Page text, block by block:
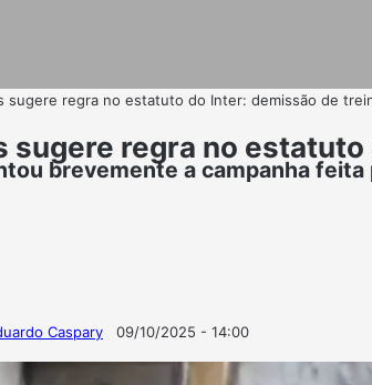
sugere regra no estatuto do Inter: demissão de
sugere regra no
brevemente a campanha
Caspary
Follow
on
Mande
um
09/10/2025 - 14:00